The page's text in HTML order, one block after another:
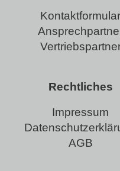
Kontaktformular
Rechtliches
Impressum
AGB